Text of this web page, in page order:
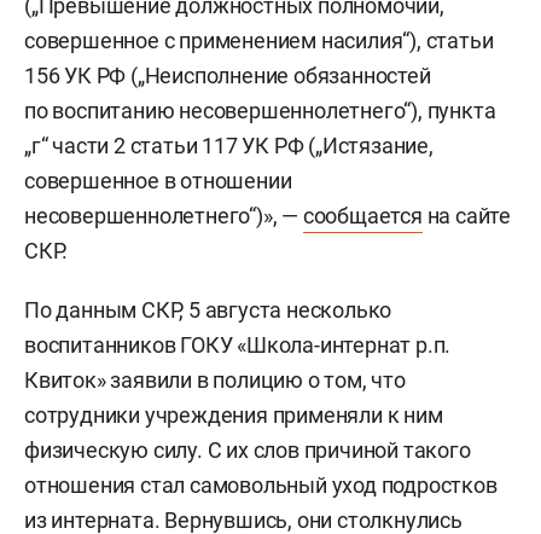
(„Превышение должностных полномочий,
совершенное с применением насилия“), статьи
156 УК РФ („Неисполнение обязанностей
по воспитанию несовершеннолетнего“), пункта
„г“ части 2 статьи 117 УК РФ („Истязание,
совершенное в отношении
несовершеннолетнего“)», — сообщается на сайте
СКР.
По данным СКР, 5 августа несколько
воспитанников ГОКУ «Школа-интернат р.п.
Квиток» заявили в полицию о том, что
сотрудники учреждения применяли к ним
физическую силу. С их слов причиной такого
отношения стал самовольный уход подростков
из интерната. Вернувшись, они столкнулись